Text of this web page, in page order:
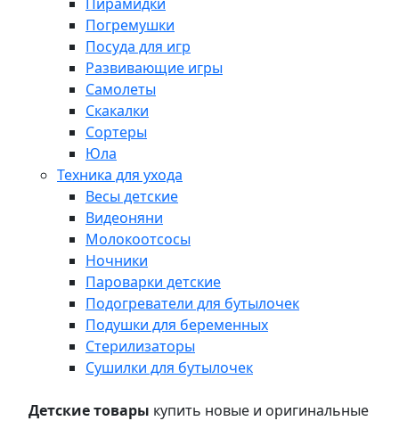
Погремушки
Посуда для игр
Развивающие игры
Самолеты
Скакалки
Сортеры
Юла
Техника для ухода
Весы детские
Видеоняни
Молокоотсосы
Ночники
Пароварки детские
Подогреватели для бутылочек
Подушки для беременных
Стерилизаторы
Сушилки для бутылочек
Детские товары купить новые и оригинальные